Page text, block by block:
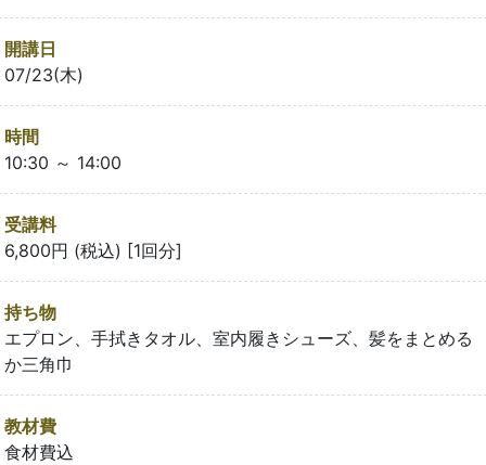
開講日
07/23(木)
時間
10:30 ～ 14:00
受講料
6,800円 (税込) [1回分]
持ち物
エプロン、手拭きタオル、室内履きシューズ、髪をまとめる
か三角巾
教材費
食材費込